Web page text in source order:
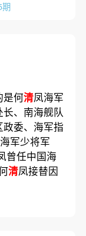
期
是何清凤海军
、南海舰队
委、海军指
军少将军
曾任中国海
清凤接替因